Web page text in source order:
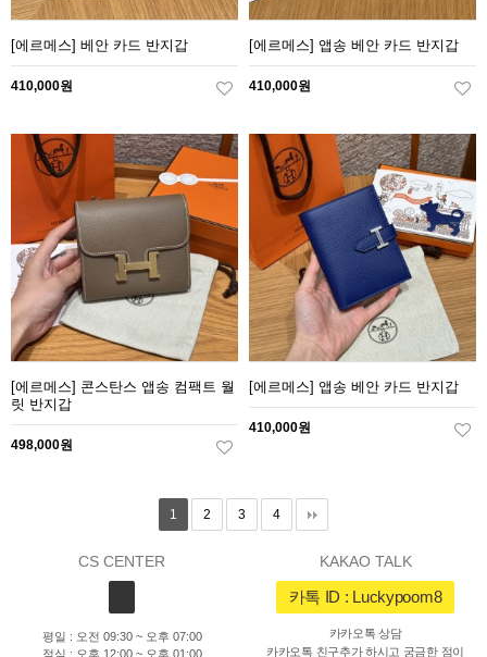
[에르메스] 베안 카드 반지갑
410,000원
[에르메스] 앱송 베안 카드 반지갑
410,000원
[에르메스] 콘스탄스 앱송 컴팩트 월
릿 반지갑
498,000원
[에르메스] 앱송 베안 카드 반지갑
410,000원
1 2 3 4
CS CENTER
평일 : 오전 09:30 ~ 오후 07:00
점심 : 오후 12:00 ~ 오후 01:00
KAKAO TALK
카톡 ID : Luckypoom8
카카오톡 상담
카카오톡 친구추가 하시고 궁금한 점이